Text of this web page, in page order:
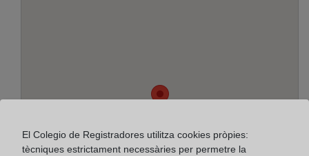
El Colegio de Registradores utilitza cookies pròpies:
tècniques estrictament necessàries per permetre la